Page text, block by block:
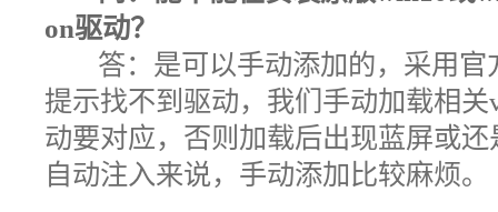
on驱动？
答： 是可以手动添加的，采用
提示找不到驱动，我们手动加载相
动要对应，否则加载后出现蓝屏或
自动注入来说，手动添加比较麻烦。